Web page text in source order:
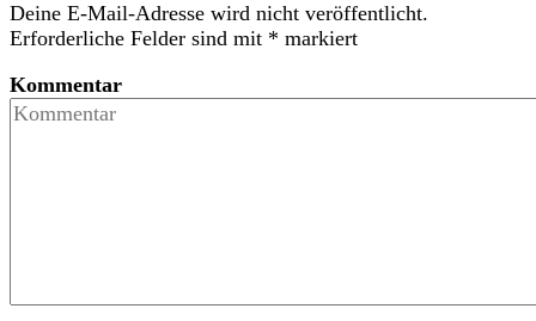
Deine E-Mail-Adresse wird nicht veröffentlicht.
Erforderliche Felder sind mit * markiert
Kommentar